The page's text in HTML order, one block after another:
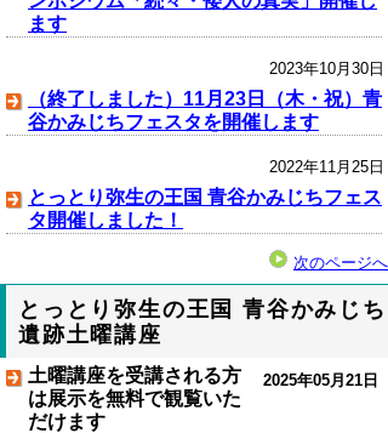
ます
2023年10月30日
（終了しました）11月23日（木・祝）青
谷かみじちフェスタを開催します
2022年11月25日
とっとり弥生の王国 青谷かみじちフェス
タ開催しました！
次のページへ
とっとり弥生の王国 青谷かみじち
遺跡土曜講座
2025年05月21日
土曜講座を受講される方
は展示を無料で観覧いた
だけます